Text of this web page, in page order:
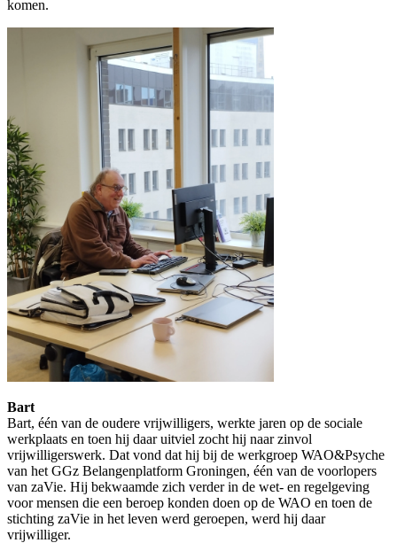
komen.
Bart
Bart, één van de oudere vrijwilligers, werkte jaren op de sociale
werkplaats en toen hij daar uitviel zocht hij naar zinvol
vrijwilligerswerk. Dat vond dat hij bij de werkgroep WAO&Psyche
van het GGz Belangenplatform Groningen, één van de voorlopers
van zaVie. Hij bekwaamde zich verder in de wet- en regelgeving
voor mensen die een beroep konden doen op de WAO en toen de
stichting zaVie in het leven werd geroepen, werd hij daar
vrijwilliger.